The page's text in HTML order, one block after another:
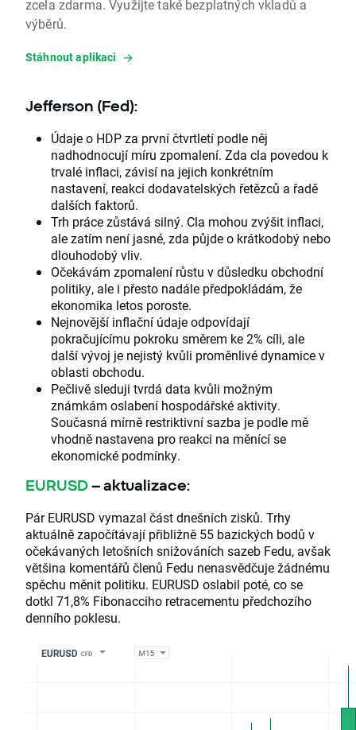
zcela zdarma. Využijte také bezplatných vkladů a
výběrů.
Stáhnout aplikaci
Jefferson (Fed):
Údaje o HDP za první čtvrtletí podle něj
nadhodnocují míru zpomalení. Zda cla povedou k
trvalé inflaci, závisí na jejich konkrétním
nastavení, reakci dodavatelských řetězců a řadě
dalších faktorů.
Trh práce zůstává silný. Cla mohou zvýšit inflaci,
ale zatím není jasné, zda půjde o krátkodobý nebo
dlouhodobý vliv.
Očekávám zpomalení růstu v důsledku obchodní
politiky, ale i přesto nadále předpokládám, že
ekonomika letos poroste.
Nejnovější inflační údaje odpovídají
pokračujícímu pokroku směrem ke 2% cíli, ale
další vývoj je nejistý kvůli proměnlivé dynamice v
oblasti obchodu.
Pečlivě sleduji tvrdá data kvůli možným
známkám oslabení hospodářské aktivity.
Současná mírně restriktivní sazba je podle mě
vhodně nastavena pro reakci na měnící se
ekonomické podmínky.
EURUSD– aktualizace:
Pár EURUSD vymazal část dnešních zisků. Trhy
aktuálně započítávají přibližně 55 bazických bodů v
očekávaných letošních snižováních sazeb Fedu, avšak
většina komentářů členů Fedu nenasvědčuje žádnému
spěchu měnit politiku. EURUSD oslabil poté, co se
dotkl 71,8% Fibonacciho retracementu předchozího
denního poklesu.